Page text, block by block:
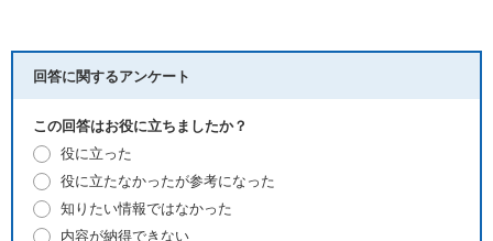
回答に関するアンケート
この回答はお役に立ちましたか？
役に立った
役に立たなかったが参考になった
知りたい情報ではなかった
内容が納得できない